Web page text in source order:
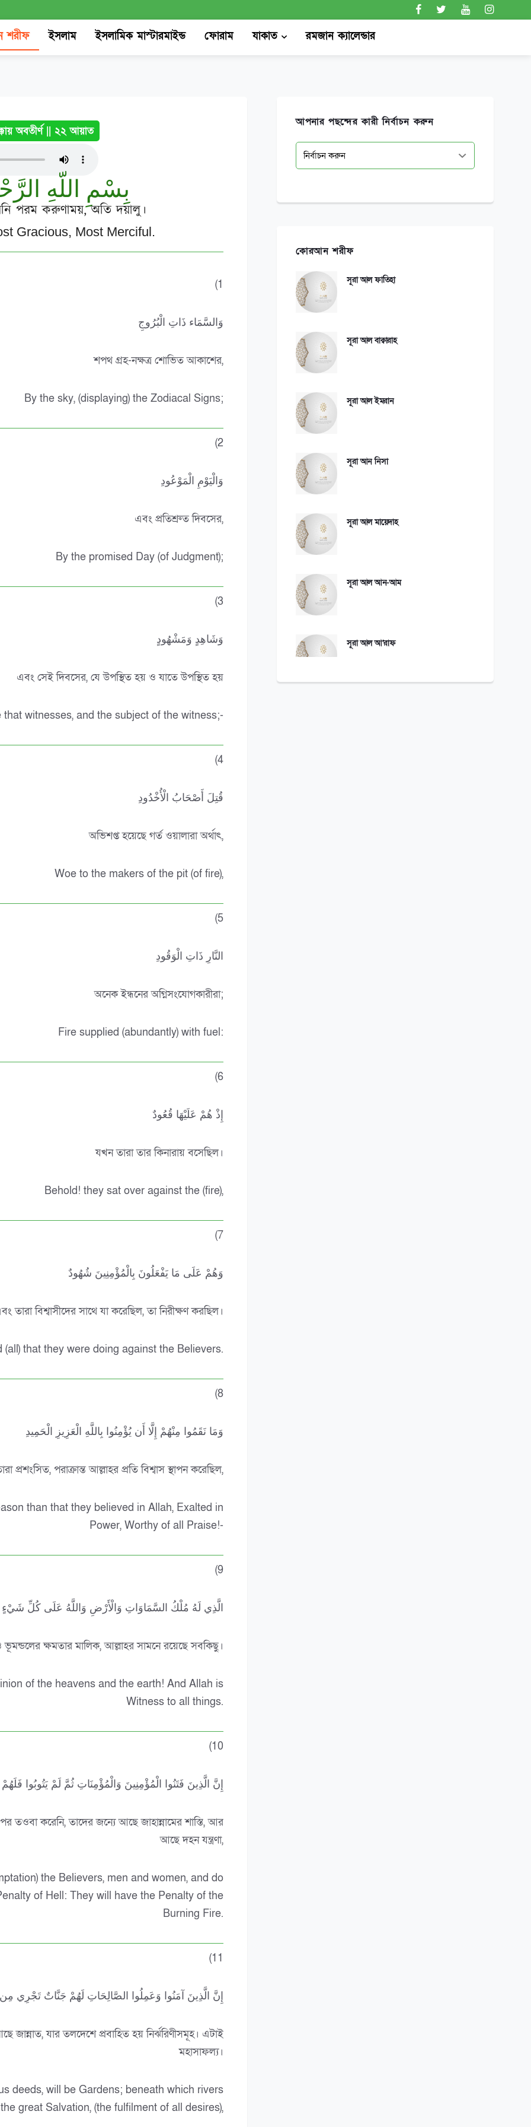
শরীফ ইসলাম ইসলামিক মাস্টারমাইন্ড ফোরাম যাকাত রমজান ক্যালেন্ডার
অবতীর্ণ || ২২ আয়াত
بِسْمِ اللّهِ
পরম করুণাময়, অতি দয়ালু।
Gracious, Most Merciful.
(1
وَالسَّمَاء ذَاتِ الْبُرُوجِ
শপথ গ্রহ-নক্ষত্র শোভিত আকাশের,
By the sky, (displaying) the Zodiacal Signs;
(2
وَالْيَوْمِ الْمَوْعُودِ
এবং প্রতিশ্রুত দিবসের,
By the promised Day (of Judgment);
(3
وَشَاهِدٍ وَمَشْهُودٍ
এবং সেই দিবসের, যে উপস্থিত হয় ও যাতে উপস্থিত হয়
that witnesses, and the subject of the witness;-
(4
قُتِلَ أَصْحَابُ الْأُخْدُودِ
অভিশপ্ত হয়েছে গর্ত ওয়ালারা অর্থাৎ,
Woe to the makers of the pit (of fire),
(5
النَّارِ ذَاتِ الْوَقُودِ
অনেক ইন্ধনের অগ্নিসংযোগকারীরা;
Fire supplied (abundantly) with fuel:
(6
إِذْ هُمْ عَلَيْهَا قُعُودٌ
যখন তারা তার কিনারায় বসেছিল।
Behold! they sat over against the (fire),
(7
وَهُمْ عَلَى مَا يَفْعَلُونَ بِالْمُؤْمِنِينَ شُهُودٌ
তারা বিশ্বাসীদের সাথে যা করেছিল, তা নিরীক্ষণ করছিল।
that they were doing against the Believers.
(8
وَمَا نَقَمُوا مِنْهُمْ إِلَّا أَن يُؤْمِنُوا بِاللَّهِ الْعَزِيزِ الْحَمِيدِ
প্রশংসিত, পরাক্রান্ত আল্লাহর প্রতি বিশ্বাস স্থাপন করেছিল,
than that they believed in Allah, Exalted in
Power, Worthy of all Praise!-
(9
الَّذِي لَهُ مُلْكُ السَّمَاوَاتِ وَالْأَرْضِ وَاللَّهُ عَلَى كُلِّ
ভূমন্ডলের ক্ষমতার মালিক, আল্লাহর সামনে রয়েছে সবকিছু।
of the heavens and the earth! And Allah is
Witness to all things.
(10
إِنَّ الَّذِينَ فَتَنُوا الْمُؤْمِنِينَ وَالْمُؤْمِنَاتِ ثُمَّ لَمْ يَتُوبُوا
তওবা করেনি, তাদের জন্যে আছে জাহান্নামের শাস্তি, আর
আছে দহন যন্ত্রণা,
the Believers, men and women, and do
of Hell: They will have the Penalty of the
Burning Fire.
(11
إِنَّ الَّذِينَ آمَنُوا وَعَمِلُوا الصَّالِحَاتِ لَهُمْ جَنَّاتٌ تَجْرِي مِن
যার তলদেশে প্রবাহিত হয় নির্ঝরিণীসমূহ। এটাই
মহাসাফল্য।
deeds, will be Gardens; beneath which rivers
great Salvation, (the fulfilment of all desires),
আপনার পছন্দের কারী নির্বাচন করুন
কোরআন শরীফ
সূরা আল ফাতিহা
সূরা আল বাক্বারাহ
সূরা আল ইমরান
সূরা আন নিসা
সূরা আল মায়েদাহ
সূরা আল আন-আম
সূরা আল আ’রাফ